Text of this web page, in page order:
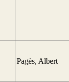
Pagès, Albert